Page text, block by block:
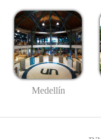
Medellín